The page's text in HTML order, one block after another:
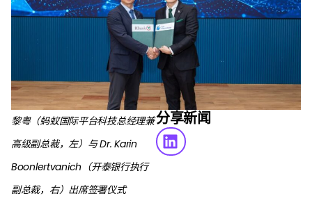
分享新闻
黎粤（蚂蚁国际平台科技总经理兼
高级副总裁，左）与 Dr. Karin
Boonlertvanich（开泰银行执行
副总裁，右）出席签署仪式